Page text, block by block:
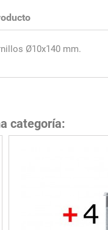
Ø10x140 mm.
categoría: